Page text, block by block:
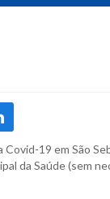
19 em São
da Saúde (sem